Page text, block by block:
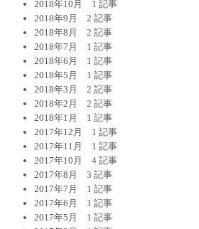
2018年10月 1 記事
2018年9月 2 記事
2018年8月 2 記事
2018年7月 1 記事
2018年6月 1 記事
2018年5月 1 記事
2018年3月 2 記事
2018年2月 2 記事
2018年1月 1 記事
2017年12月 1 記事
2017年11月 1 記事
2017年10月 4 記事
2017年8月 3 記事
2017年7月 1 記事
2017年6月 1 記事
2017年5月 1 記事